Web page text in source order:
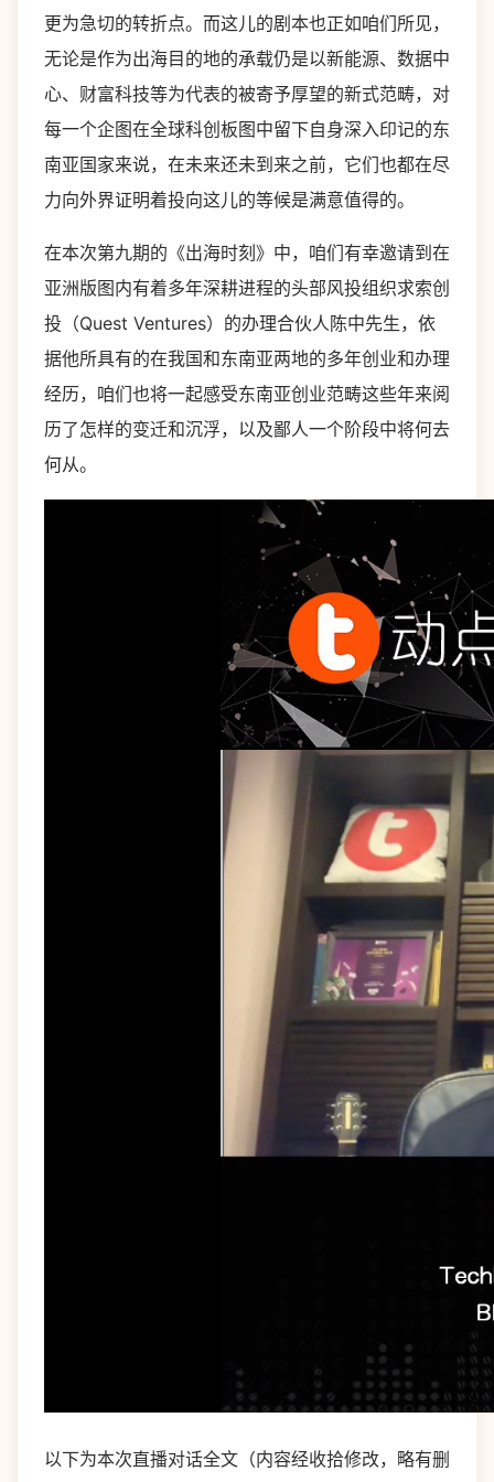
更为急切的转折点。而这儿的剧本也正如咱们所见，
无论是作为出海目的地的承载仍是以新能源、数据中
心、财富科技等为代表的被寄予厚望的新式范畴，对
每一个企图在全球科创板图中留下自身深入印记的东
南亚国家来说，在未来还未到来之前，它们也都在尽
力向外界证明着投向这儿的等候是满意值得的。
在本次第九期的《出海时刻》中，咱们有幸邀请到在
亚洲版图内有着多年深耕进程的头部风投组织求索创
投（Quest Ventures）的办理合伙人陈中先生，依
据他所具有的在我国和东南亚两地的多年创业和办理
经历，咱们也将一起感受东南亚创业范畴这些年来阅
历了怎样的变迁和沉浮，以及鄙人一个阶段中将何去
何从。
以下为本次直播对话全文（内容经收拾修改，略有删